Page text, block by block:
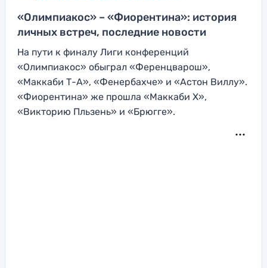
«Олимпиакос» – «Фиорентина»: история
личных встреч, последние новости
На пути к финалу Лиги конференций
«Олимпиакос» обыграл «Ференцварош»,
«Маккаби Т-А», «Фенербахче» и «Астон Виллу».
«Фиорентина» же прошла «Маккаби Х»,
«Викторию Пльзень» и «Брюгге».